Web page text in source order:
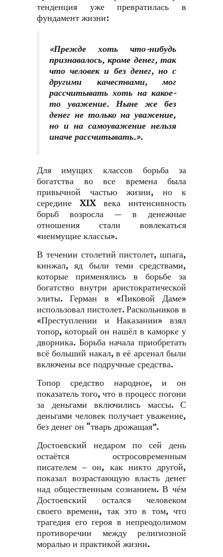
тенденция уже превратилась в
фундамент жизни:
«Прежде хоть что-нибудь
признавалось, кроме денег, так
что человек и без денег, но с
другими качествами, мог
рассчитывать хоть на какое-
то уважение. Ныне же без
денег не только на уважение,
но и на самоуважение нельзя
иначе рассчитывать.».
Для имущих классов борьба за
богатства во все времена была
привычной частью жизни, но к
середине XIX века интенсивность
борьб возросла — в денежные
отношения стали вовлекаться
«неимущие классы».
В течении столетий пистолет, шпага,
кинжал, яд были теми средствами,
которые применялись в борьбе за
богатство внутри аристократической
элиты. Герман в «Пиковой Даме»
использовал пистолет. Раскольников в
«Преступлении и Наказании» взял
топор, который он нашёл в каморке у
дворника. Борьба начала приобретать
всё больший накал, в её арсенал были
включены все подручные средства.
Топор средство народное, и он
показатель того, что в процесс погони
за деньгами включились массы. С
деньгами человек получает уважение,
без денег он “тварь дрожащая”.
Достоевский недаром по сей день
остаётся остросовременным
писателем – он, как никто другой,
показал возрастающую власть денег
над общественным сознанием. В чём
Достоевский остался человеком
своего времени, так это в том, что
трагедия его героя в непреодолимом
противоречии между религиозной
моралью и практикой жизни.